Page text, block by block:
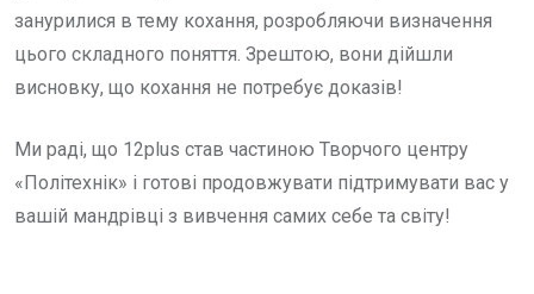
занурилися в тему кохання, розробляючи визначення
цього складного поняття. Зрештою, вони дійшли
висновку, що кохання не потребує доказів!
Ми раді, що 12plus став частиною Творчого центру
«Політехнік» і готові продовжувати підтримувати вас у
вашій мандрівці з вивчення самих себе та світу!